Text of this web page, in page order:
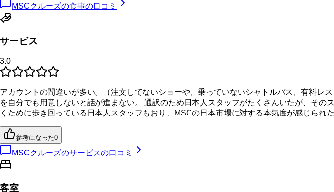
MSCクルーズの食事の口コミ
サービス
3.0
アカウントの間違いが多い。（注文してないショーや、乗っていないシャトルバス、有料
を自分でも用意しないと話が進まない。 通訳のため日本人スタッフがたくさんいたが、そ
くために歩き回っている日本人スタッフもおり、MSCの日本市場に対する本気度が感じられた
参考になった0
MSCクルーズのサービスの口コミ
客室